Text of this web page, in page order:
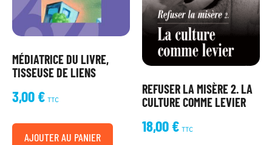
MÉDIATRICE DU LIVRE,
TISSEUSE DE LIENS
3,00€ TTC
AJOUTER AU PANIER
REFUSER LA MISÈRE 2. LA
CULTURE COMME LEVIER
18,00€ TTC